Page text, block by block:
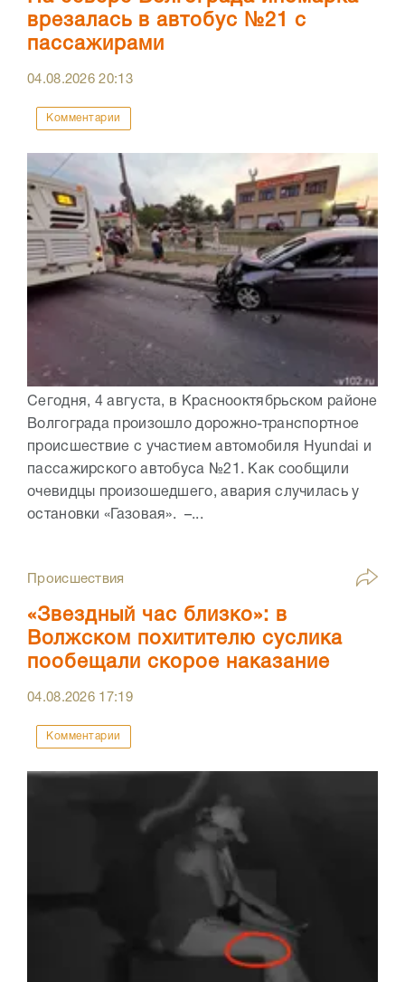
врезалась в автобус №21 с
пассажирами
04.08.202620:13
Комментарии
Сегодня, 4 августа, в Краснооктябрьском районе
Волгограда произошло дорожно-транспортное
происшествие с участием автомобиля Hyundai и
пассажирского автобуса №21. Как сообщили
очевидцы произошедшего, авария случилась у
остановки «Газовая». –...
Происшествия
«Звездный час близко»: в
Волжском похитителю суслика
пообещали скорое наказание
04.08.2026 17:19
Комментарии